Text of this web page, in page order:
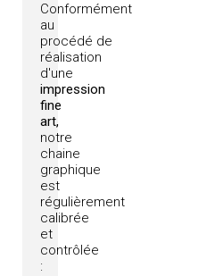
Conformément
au
procédé de
réalisation
d'une
impression
fine
art,
notre
chaine
graphique
est
régulièrement
calibrée
et
contrôlée
: